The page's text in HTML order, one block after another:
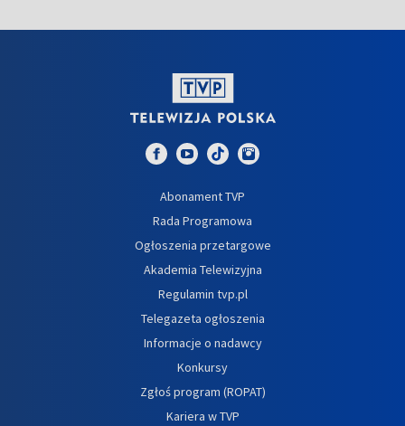
Abonament TVP
Rada Programowa
Ogłoszenia przetargowe
Akademia Telewizyjna
Regulamin tvp.pl
Telegazeta ogłoszenia
Informacje o nadawcy
Konkursy
Zgłoś program (ROPAT)
Kariera w TVP